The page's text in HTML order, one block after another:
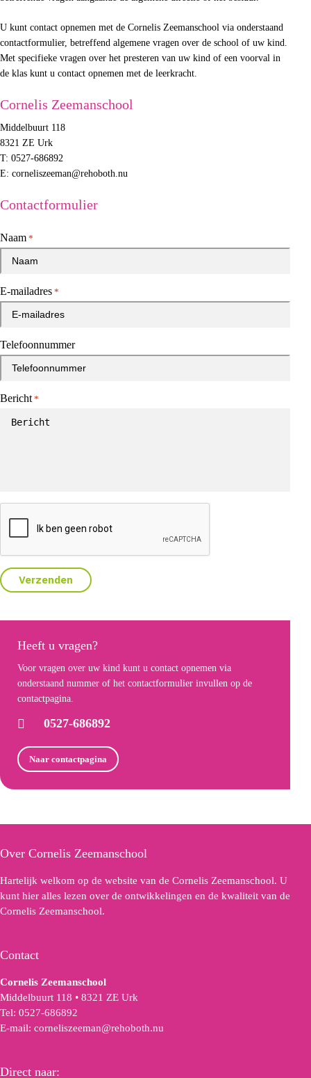
Heeft u vragen?
Voor vragen over uw kind kunt u contact opnemen via
onderstaand nummer of het contactformulier invullen op de
contactpagina.
0527-686892
Naar contactpagina
U kunt contact opnemen met de Cornelis Zeemanschool via onderstaand
contactformulier, betreffend algemene vragen over de school of uw kind.
Met specifieke vragen over het presteren van uw kind of een voorval in
de klas kunt u contact opnemen met de leerkracht.
Cornelis Zeemanschool
Middelbuurt 118
8321 ZE Urk
T: 0527-686892
E: corneliszeeman@rehoboth.nu
Contactformulier
Naam *
E-mailadres *
Telefoonnummer
Bericht *
CAPTCHA
Over Cornelis Zeemanschool
Hartelijk welkom op de website van de Cornelis Zeemanschool. U
kunt hier alles lezen over de ontwikkelingen en de kwaliteit van de
Cornelis Zeemanschool.
Direct naar:
Contact
Cornelis Zeemanschool
Middelbuurt 118 • 8321 ZE Urk
Tel: 0527-686892
E-mail: corneliszeeman@rehoboth.nu